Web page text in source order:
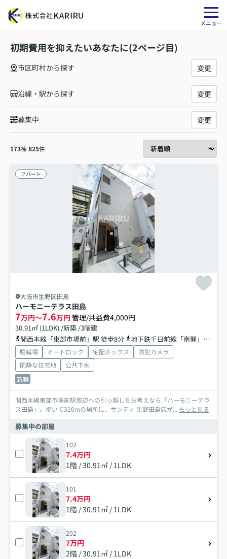
初期費用を抑えたいあなたに(2ページ目)
市区町村から探す 変更
沿線・駅から探す 変更
募集中 変更
173棟825件
アパート
大阪市生野区田島
ハーモニーテラス田島
7万円～7.6万円 管理/共益費4,000円
30.91㎡ (1LDK) /新築 /3階建
関西本線「東部市場前」駅 徒歩8分
地下鉄千日前線「南巽」駅 徒歩18分
駐輪場 オートロック 宅配ボックス
防犯カメラ
閑静な住宅地
公共下水
新築
関西本線東部市場前駅周辺への引っ越しをお考えなら「ハーモニーテラ
ス田島」。歩いて320mの場所に、サンディ 生野田島店が... もっと見る
募集中の部屋
102
7.4万円
1階 / 30.91㎡ / 1LDK
101
7.4万円
1階 / 30.91㎡ / 1LDK
202
7万円
2階 / 30.91㎡ / 1LDK